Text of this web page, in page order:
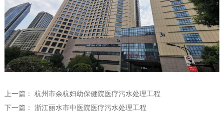
上一篇： 杭州市余杭妇幼保健院医疗污水处理工程
下一篇： 浙江丽水市中医院医疗污水处理工程